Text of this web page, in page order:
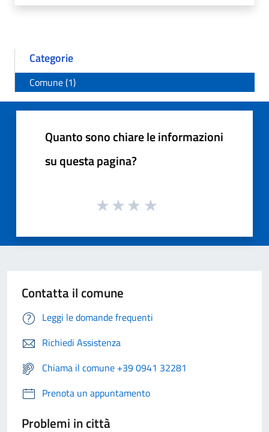
Categorie
Comune (1)
Quanto sono chiare le informazioni
su questa pagina?
Contatta il comune
Leggi le domande frequenti
Richiedi Assistenza
Chiama il comune +39 0941 32281
Prenota un appuntamento
Problemi in città